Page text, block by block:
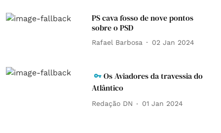
PS cava fosso de nove pontos
sobre o PSD
Rafael Barbosa 02 Jan 2024
Os Aviadores da travessia do
Atlântico
Redação DN 01 Jan 2024